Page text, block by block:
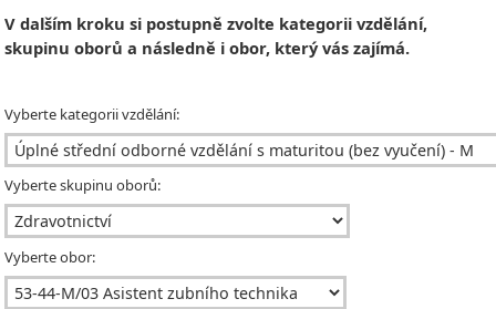
V dalším kroku si postupně zvolte kategorii vzdělání,
skupinu oborů a následně i obor, který vás zajímá.
Vyberte kategorii vzdělání:
Vyberte skupinu oborů:
Vyberte obor: